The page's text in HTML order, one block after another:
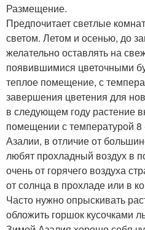
Размещение.
Предпочитает светлые
светом. Летом и осенью, до
желательно оставлять на
появившимися цветочными
теплое помещение, с
завершения цветения для
в следующем году растение
помещении с температурой 8
Азалии, в отличие от
любят прохладный воздух в
очень от горячего воздуха
от солнца в прохладе или в
Часто нужно опрыскивать
обложить горшок кусочками